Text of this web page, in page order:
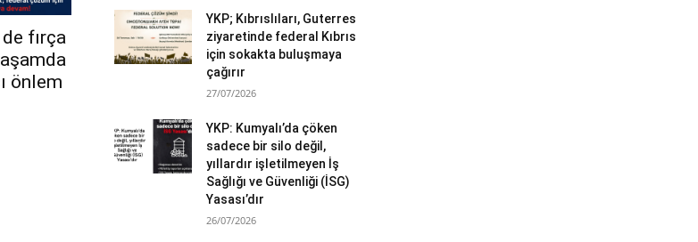
fırça
önlem
YKP; Kıbrıslıları, Guterres
ziyaretinde federal Kıbrıs
için sokakta buluşmaya
çağırır
27/07/2026
YKP: Kumyalı’da çöken
sadece bir silo değil,
yıllardır işletilmeyen İş
Sağlığı ve Güvenliği (İSG)
Yasası’dır
26/07/2026